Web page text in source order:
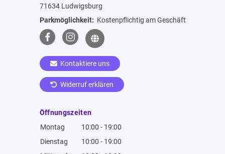
71634 Ludwigsburg
Parkmöglichkeit: Kostenpflichtig am Geschäft
Kontaktiere uns
Widerruf erklären
Öffnungszeiten
Montag
10:00 - 19:00
Dienstag
10:00 - 19:00